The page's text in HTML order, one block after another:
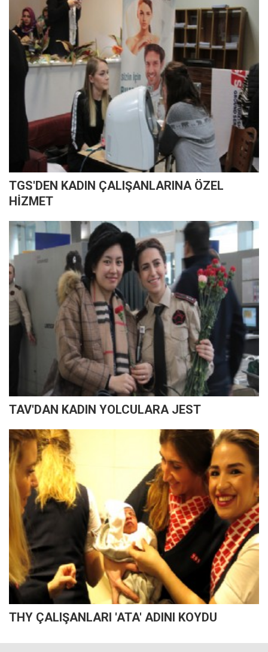
TGS'DEN KADIN ÇALIŞANLARINA ÖZEL
HİZMET
TAV'DAN KADIN YOLCULARA JEST
THY ÇALIŞANLARI 'ATA' ADINI KOYDU